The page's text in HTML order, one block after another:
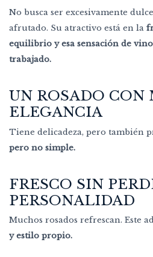
No busca ser excesivamente
afrutado. Su atractivo está en la
equilibrio y esa sensación de
trabajado.
UN ROSADO CON
ELEGANCIA
Tiene delicadeza, pero también
pero no simple.
FRESCO SIN
PERSONALIDAD
Muchos rosados refrescan. Este
y estilo propio.